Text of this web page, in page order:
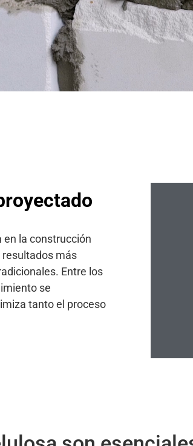
en la construcción
más
Entre los
se
tanto el proceso